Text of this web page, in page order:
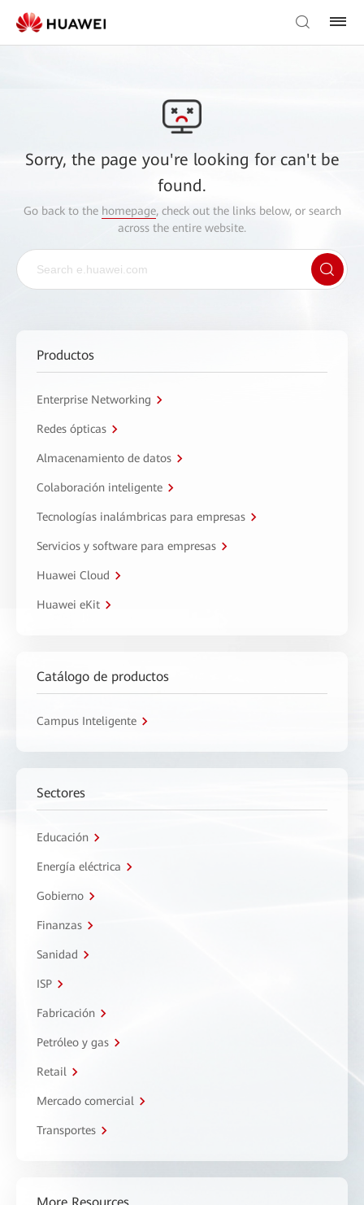
Sorry, the page you're looking for can't be
found.
Go back to the homepage, check out the links below, or search
across the entire website.
Productos
Enterprise Networking
Redes ópticas
Almacenamiento de datos
Colaboración inteligente
Tecnologías inalámbricas para empresas
Servicios y software para empresas
Huawei Cloud
Huawei eKit
Catálogo de productos
Campus Inteligente
Sectores
Educación
Energía eléctrica
Gobierno
Finanzas
Sanidad
ISP
Fabricación
Petróleo y gas
Retail
Mercado comercial
Transportes